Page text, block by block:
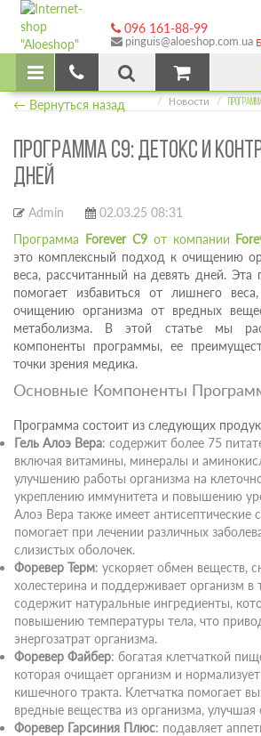
096 161-88-99
pinguis@aloeshop.com.ua
← Вернуться назад
Новости
ПРОГРАММА C9: ДЕТОКС И
ДНЕЙ
Admin
02.03.25 08:31
Программа Forever C9от компании
это комплексный подход к очищению
веса, рассчитанный на девять дней. Эта
помогает избавиться от лишнего
очищению организма от вредных
метаболизма. В этой статье мы
компоненты программы, ее
точки зрения медика.
Основные Компоненты
Программа состоит из следующих
Гель Алоэ Вера: содержит более 75
включая витамины, минералы и
улучшению работы организма на
укреплению иммунитета и повышению
Алоэ Вера также имеет антисептические
помогает при лечении различных
слизистых оболочек.
Форевер Терм: ускоряет обмен веществ,
холестерина и поддерживает организм в
содержит натуральные ингредиенты,
повышению температуры тела, что
энергозатрат организма.
Форевер Файбер: богатая клетчаткой
которая очищает организм и
кишечного тракта. Клетчатка помогает
вредные вещества из организма, улучшая
Форевер Гарсиния Плюс: подавляет